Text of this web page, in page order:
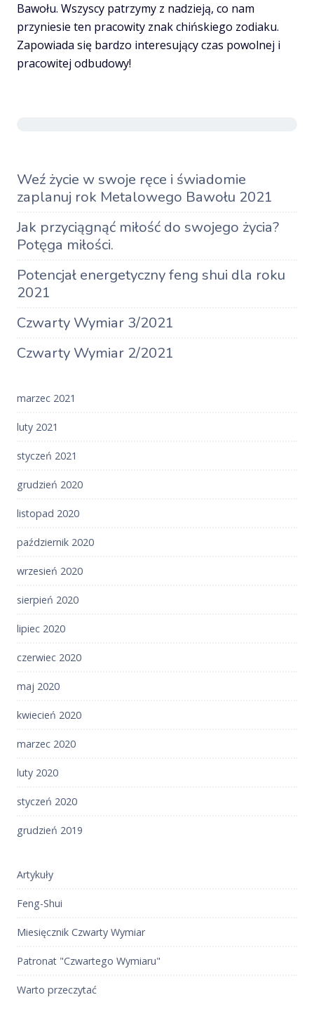
Bawołu. Wszyscy patrzymy z nadzieją, co nam
przyniesie ten pracowity znak chińskiego zodiaku.
Zapowiada się bardzo interesujący czas powolnej i
pracowitej odbudowy!
Weź życie w swoje ręce i świadomie
zaplanuj rok Metalowego Bawołu 2021
Jak przyciągnąć miłość do swojego życia?
Potęga miłości.
Potencjał energetyczny feng shui dla roku
2021
Czwarty Wymiar 3/2021
Czwarty Wymiar 2/2021
marzec 2021
luty 2021
styczeń 2021
grudzień 2020
listopad 2020
październik 2020
wrzesień 2020
sierpień 2020
lipiec 2020
czerwiec 2020
maj 2020
kwiecień 2020
marzec 2020
luty 2020
styczeń 2020
grudzień 2019
Artykuły
Feng-Shui
Miesięcznik Czwarty Wymiar
Patronat "Czwartego Wymiaru"
Warto przeczytać